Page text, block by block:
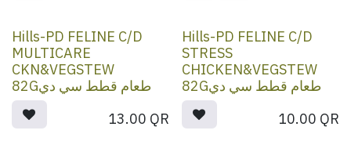
Hills-PD FELINE C/D
MULTICARE
CKN&VEGSTEW
82Gطعام قطط سي دي
13.00 QR
Hills-PD FELINE C/D
STRESS
CHICKEN&VEGSTEW
82Gطعام قطط سي دي
10.00 QR